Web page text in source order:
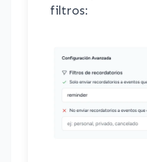
filtros: